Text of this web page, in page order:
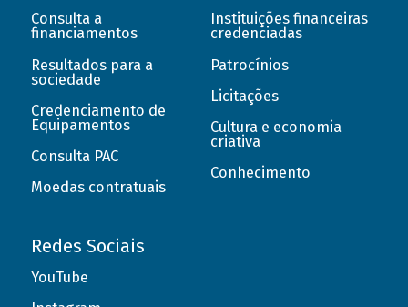
Consulta a
financiamentos
Resultados para a
sociedade
Credenciamento de
Equipamentos
Consulta PAC
Moedas contratuais
Instituições financeiras
credenciadas
Patrocínios
Licitações
Cultura e economia
criativa
Conhecimento
Redes Sociais
YouTube